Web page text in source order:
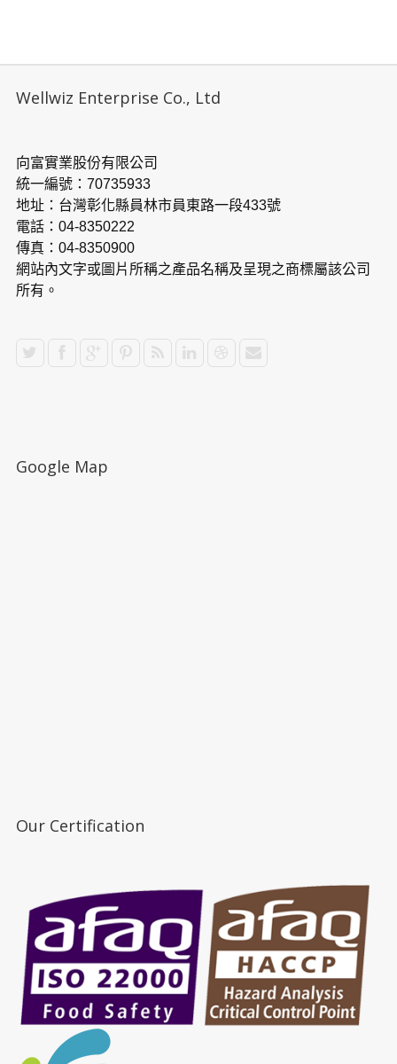
Wellwiz Enterprise Co., Ltd
向富實業股份有限公司
統一編號：70735933
地址：台灣彰化縣員林市員東路一段433號
電話：04-8350222
傳真：04-8350900
網站內文字或圖片所稱之產品名稱及呈現之商標屬該公司
所有。
Google Map
Our Certification